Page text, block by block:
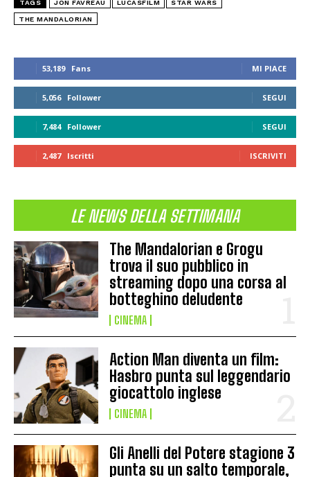
53,189 Fans MI PIACE
5,056 Follower SEGUI
7,484 Follower SEGUI
2,487 Iscritti ISCRIVITI
LE NEWS DELLA SETTIMANA
The Mandalorian e Grogu
trova il suo pubblico in
streaming dopo una corsa al
botteghino deludente
CINEMA
Action Man diventa un film:
Hasbro punta sul leggendario
giocattolo inglese
CINEMA
Gli Anelli del Potere stagione 3
punta su un salto temporale,
TAGS JON FAVREAU LUCASFILM STAR WARS
THE MANDALORIAN